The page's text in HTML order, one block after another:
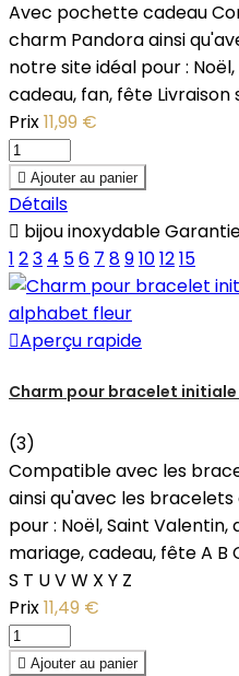
Avec pochette cadeau
charm Pandora ainsi
notre site idéal pour :
cadeau, fan, fête Livraison
Prix11,99 €
 Ajouter au panier
Détails
 bijou inoxydable
1 23 4 56 7 89101215
Aperçu rapide
Charm pour bracelet
(3)
Compatible avec les
ainsi qu'avec les
pour : Noël, Saint
mariage, cadeau, fête A B
S T U V W X Y Z
Prix11,49 €
 Ajouter au panier